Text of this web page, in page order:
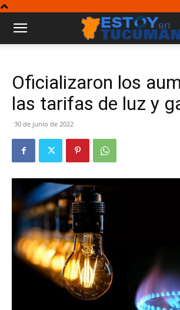
Oficializaron los
las tarifas de luz y
30 de junio de 2022